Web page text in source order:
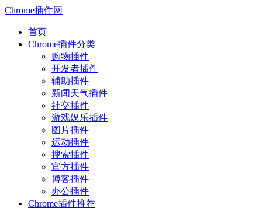
Chrome插件网
首页
Chrome插件分类
购物插件
开发者插件
辅助插件
新闻天气插件
社交插件
游戏娱乐插件
图片插件
运动插件
搜索插件
官方插件
博客插件
办公插件
Chrome插件推荐